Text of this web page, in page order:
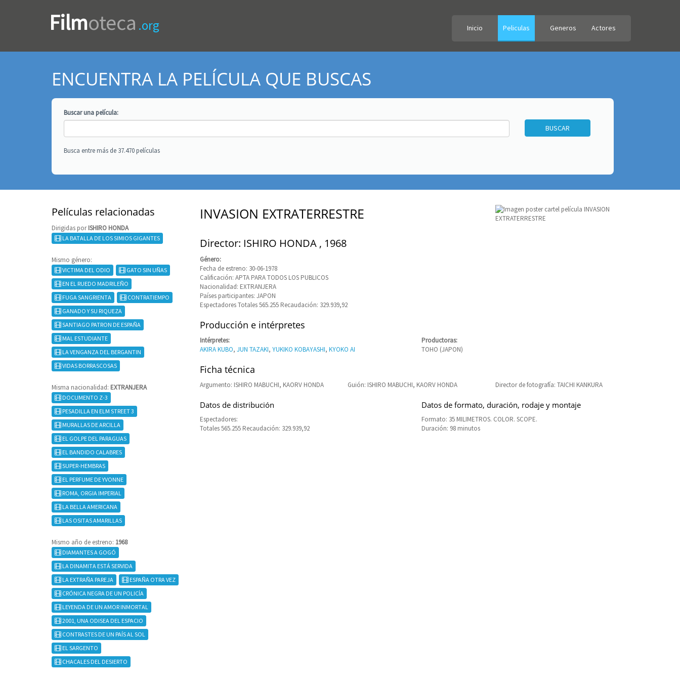
Filmoteca .org Inicio Peliculas Generos Actores
ENCUENTRA LA PELÍCULA QUE BUSCAS
Buscar unapelícula:
Busca entre más de 37.470 películas
Películas relacionadas
Dirigidas porISHIRO HONDA
LA BATALLA DE LOS SIMIOS GIGANTES
Mismo género:
VICTIMA DEL ODIO
GATO SIN UÑAS
EN EL RUEDO MADRILEÑO
FUGA SANGRIENTA
CONTRATIEMPO
GANADO Y SU RIQUEZA
SANTIAGO PATRON DE ESPAÑA
MAL ESTUDIANTE
LA VENGANZA DEL BERGANTIN
VIDAS BORRASCOSAS
Misma nacionalidad: EXTRANJERA
DOCUMENTO Z-3
PESADILLA EN ELM STREET 3
MURALLAS DE ARCILLA
EL GOLPE DEL PARAGUAS
EL BANDIDO CALABRES
SUPER-HEMBRAS
EL PERFUME DE YVONNE
ROMA, ORGIA IMPERIAL
LA BELLA AMERICANA
LAS OSITAS AMARILLAS
Mismo año de estreno: 1968
DIAMANTES A GOGÓ
LA DINAMITA ESTÁ SERVIDA
LA EXTRAÑA PAREJA
ESPAÑA OTRA VEZ
CRÓNICA NEGRA DE UN POLICÍA
LEYENDA DE UN AMOR INMORTAL
2001, UNA ODISEA DEL ESPACIO
CONTRASTES DE UN PAÍS AL SOL
EL SARGENTO
CHACALES DEL DESIERTO
INVASION EXTRATERRESTRE
Director: ISHIRO HONDA , 1968
Género:
Fecha de estreno: 30-06-1978
Calificación: APTA PARA TODOS LOS PUBLICOS
Nacionalidad: EXTRANJERA
Países participantes: JAPON
Espectadores Totales 565.255 Recaudación: 329.939,92
Producción e intérpretes
Intérpretes:
AKIRA KUBO, JUN TAZAKI, YUKIKO KOBAYASHI, KYOKO AI
Productoras:
TOHO (JAPON)
Ficha técnica
Argumento: ISHIRO MABUCHI, KAORV HONDA Guión: ISHIRO MABUCHI, KAORV HONDA Director de fotografía: TAICHI KANKURA
Datos de distribución
Espectadores:
Totales 565.255 Recaudación: 329.939,92
Datos de formato, duración, rodaje y montaje
Formato: 35 MILIMETROS. COLOR. SCOPE.
Duración: 98 minutos